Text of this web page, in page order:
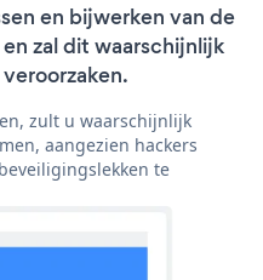
en bijwerken van de
zal dit waarschijnlijk
zult u waarschijnlijk
aangezien hackers
te